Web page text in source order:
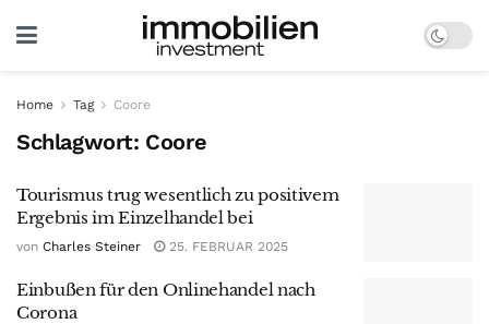
Home Tag Coore
Schlagwort: Coore
Tourismus trug wesentlich zu positivem
Ergebnis im Einzelhandel bei
von Charles Steiner 25. FEBRUAR 2025
Einbußen für den Onlinehandel nach
Corona